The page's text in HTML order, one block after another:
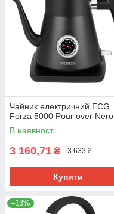
Чайник електричний ECG
Forza 5000 Pour over Nero
В наявності
3 160,71 ₴ 3 633 ₴
Купити
–13%